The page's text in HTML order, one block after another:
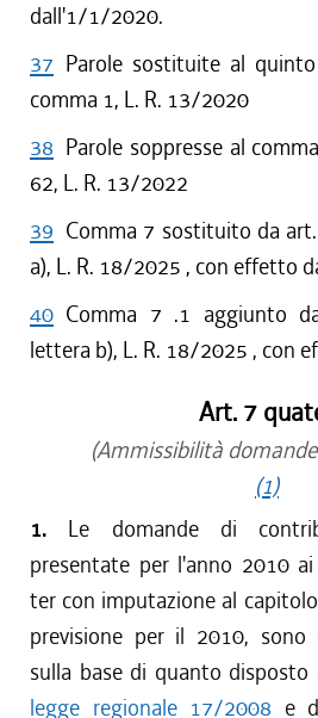
dall'1/1/2020.
37 Parole sostituite al
comma 1, L. R. 13/2020
38 Parole soppresse al
62, L. R. 13/2022
39 Comma 7 sostituito da
a), L. R. 18/2025 , con effetto
40 Comma 7 .1 aggiunto
lettera b), L. R. 18/2025 , con
Art. 7
(Ammissibilità
(1)
1. Le domande di
presentate per l'anno 2010
ter con imputazione al
previsione per il 2010, sono
sulla base di quanto disposto
legge regionale 17/2008 e